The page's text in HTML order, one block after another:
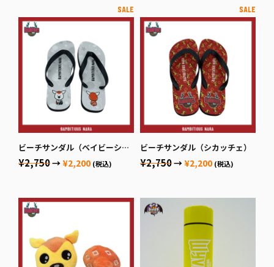
ビーチサンダル（ベイビーシカッチェ）
¥2,750→¥2,200 (税込)
ビーチサンダル（シカッチェ）
¥2,750→¥2,200 (税込)